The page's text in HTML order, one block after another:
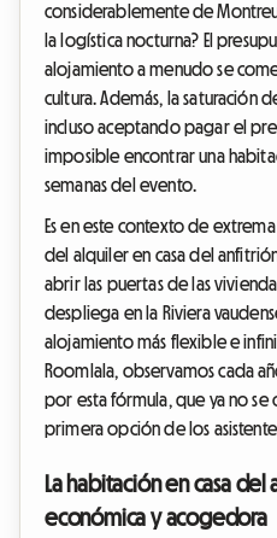
considerablemente de
la logística nocturna? El
alojamiento a menudo se
cultura. Además, la saturación
incluso aceptando pagar el
imposible encontrar una
semanas del evento.
Es en este contexto de
del alquiler en casa del
abrir las puertas de las
despliega en la Riviera
alojamiento más flexible e
Roomlala, observamos cada
por esta fórmula, que ya no se
primera opción de los
La habitación en casa
económica y acogedora